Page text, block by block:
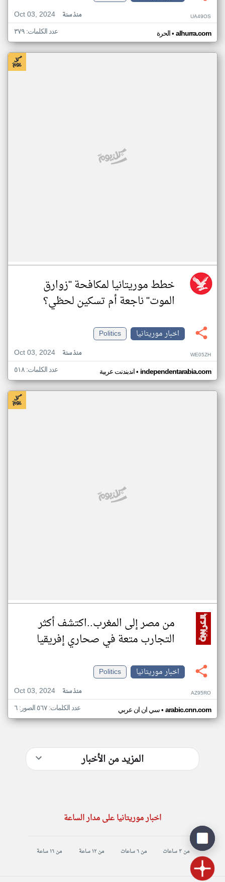
Oct 03, 2024
منذ سنة UA49OS
الحرة• alhurra.com عدد الكلمات: ٣٧٩
خطط موريتانيا لمكافحة "زوارق
الموت" ناجعة أم تسكين لحظي؟
اخبار موريتانيا
Politics
Oct 03, 2024
منذ سنة WE05ZH
اندبندنت عربية• independentarabia.com عدد الكلمات: ٥١٨
من مصر إلى المغرب..اكتشف أكثر
التجارب متعة في صحاري إفريقيا
اخبار موريتانيا
Politics
Oct 03, 2024
منذ سنة AZ95RO
سي ان ان عربي• arabic.cnn.com عدد الكلمات: ٥٦٧ الصور: ٦
المزيد من الأخبار
اخبار موريتانيا على مدار الساعة
من ٣ ساعات من ٦ ساعات من ١٢ ساعة من ١٦ ساعة